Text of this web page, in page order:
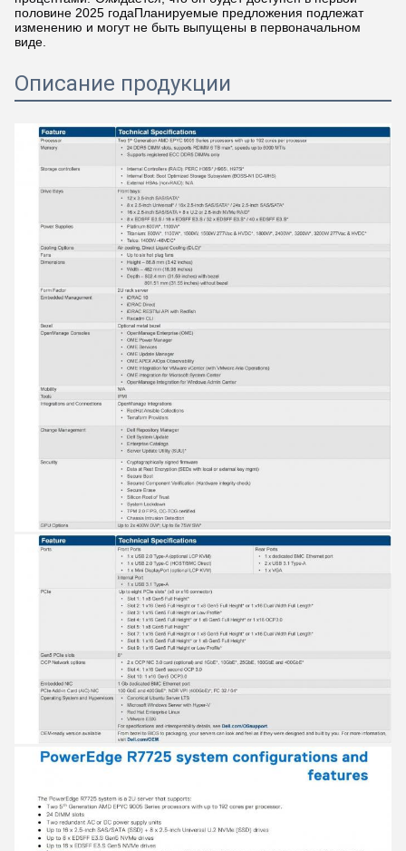
половине 2025 годаПланируемые предложения подлежат
изменению и могут не быть выпущены в первоначальном
виде.
Описание продукции